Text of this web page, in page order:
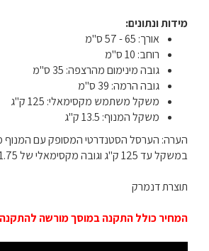
מידות ונתונים:
אורך: 65 - 57 ס"מ
רוחב: 10 ס"מ
גובה מינימום מהרצפה: 35 ס"מ
גובה הרמה: 39 ס"מ
משקל משתמש מקסימאלי: 125 ק"ג
משקל המנוף: 13.5 ק"ג
הערה: הערסל הסטנדרטי המסופק עם המנוף
במשקל עד 125 ק"ג וגובה מקסימאלי של 1.75 מטר
תוצרת דנמרק
המחיר כולל התקנה במוסך מורשה להתקנה